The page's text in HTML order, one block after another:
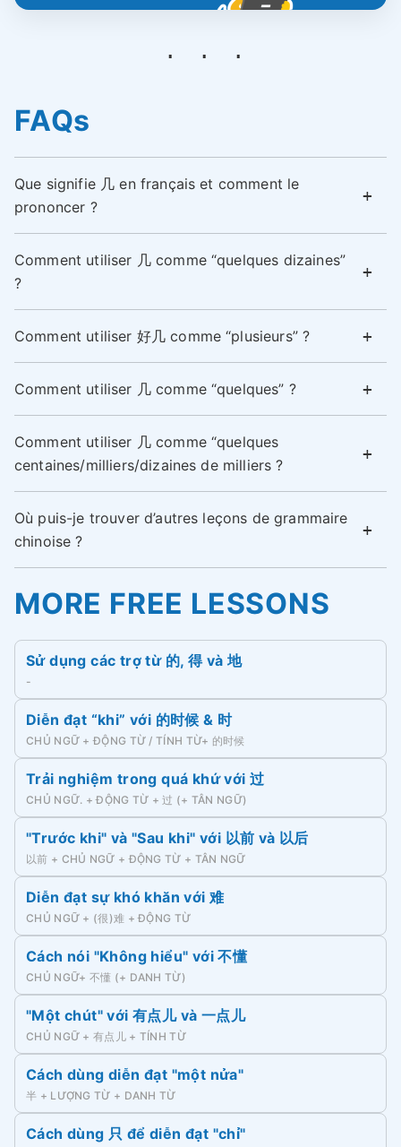
FAQs
Que signifie 几 en français et comment le
prononcer ?
Comment utiliser 几 comme “quelques dizaines”
?
Comment utiliser 好几 comme “plusieurs” ?
Comment utiliser 几 comme “quelques” ?
Comment utiliser 几 comme “quelques
centaines/milliers/dizaines de milliers ?
Où puis-je trouver d’autres leçons de grammaire
chinoise ?
MORE FREE LESSONS
Sử dụng các trợ từ 的, 得 và 地
-
Diễn đạt “khi” với 的时候 & 时
CHỦ NGỮ + ĐỘNG TỪ / TÍNH TỪ+ 的时候
Trải nghiệm trong quá khứ với 过
CHỦ NGỮ. + ĐỘNG TỪ + 过 (+ TÂN NGỮ)
"Trước khi" và "Sau khi" với 以前 và 以后
以前 + CHỦ NGỮ + ĐỘNG TỪ + TÂN NGỮ
Diễn đạt sự khó khăn với 难
CHỦ NGỮ + (很)难 + ĐỘNG TỪ
Cách nói "Không hiểu" với 不懂
CHỦ NGỮ+ 不懂 (+ DANH TỪ)
"Một chút" với 有点儿 và 一点儿
CHỦ NGỮ + 有点儿 + TÍNH TỪ
Cách dùng diễn đạt "một nửa"
半 + LƯỢNG TỪ + DANH TỪ
Cách dùng 只 để diễn đạt "chỉ"